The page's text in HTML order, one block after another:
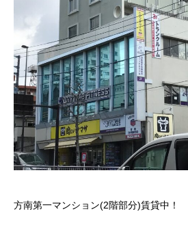
方南第一マンション(2階部分)賃貸中！